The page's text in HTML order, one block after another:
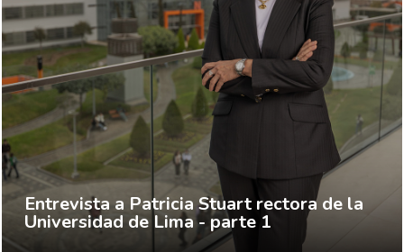
Entrevista a Patricia Stuart rectora de la
Universidad de Lima - parte 1